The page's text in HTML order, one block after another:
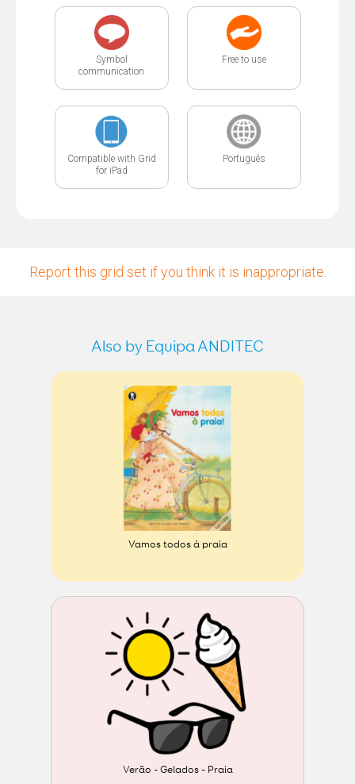
Symbol
communication
Free to use
Compatible with Grid
for iPad
Português
Report this grid set if you think it is inappropriate.
Also by Equipa ANDITEC
Vamos todos à praia
Verão - Gelados - Praia